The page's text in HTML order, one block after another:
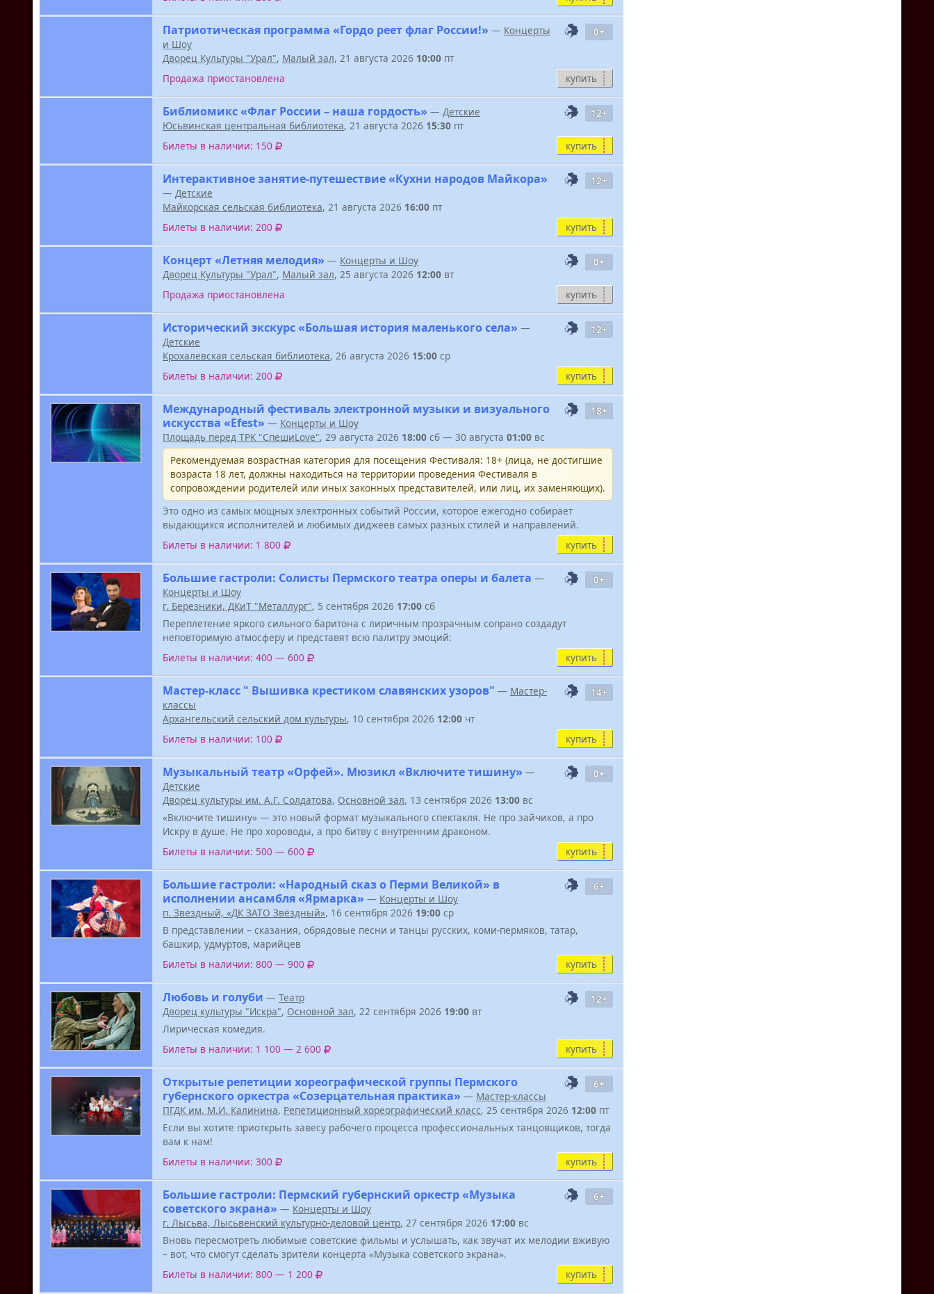
0+
Патриотическая программа «Гордо реет флаг России!» — Концерты
и Шоу
Дворец Культуры "Урал", Малый зал, 21 августа 2026 10:00 пт
Продажа приостановлена
купить
12+
Библиомикс «Флаг России – наша гордость» — Детские
Юсьвинская центральная библиотека, 21 августа 2026 15:30 пт
Билеты в наличии: 150
купить
12+
Интерактивное занятие-путешествие «Кухни народов Майкора»
— Детские
Майкорская сельская библиотека, 21 августа 2026 16:00 пт
Билеты в наличии: 200
купить
0+
Концерт «Летняя мелодия» — Концерты и Шоу
Дворец Культуры "Урал", Малый зал, 25 августа 2026 12:00 вт
Продажа приостановлена
купить
12+
Исторический экскурс «Большая история маленького села» —
Детские
Крохалевская сельская библиотека, 26 августа 2026 15:00 ср
Билеты в наличии: 200
купить
18+
Международный фестиваль электронной музыки и визуального
искусства «Efest» — Концерты и Шоу
Площадь перед ТРК "СпешиLove", 29 августа 2026 18:00 сб — 30 августа 01:00 вс
Рекомендуемая возрастная категория для посещения Фестиваля: 18+ (лица, не достигшие
возраста 18 лет, должны находиться на территории проведения Фестиваля в
сопровождении родителей или иных законных представителей, или лиц, их заменяющих).
Это одно из самых мощных электронных событий России, которое ежегодно собирает
выдающихся исполнителей и любимых диджеев самых разных стилей и направлений.
Билеты в наличии: 1 800
купить
0+
Большие гастроли: Солисты Пермского театра оперы и балета —
Концерты и Шоу
г. Березники, ДКиТ "Металлург", 5 сентября 2026 17:00 сб
Переплетение яркого сильного баритона с лиричным прозрачным сопрано создадут
неповторимую атмосферу и представят всю палитру эмоций:
Билеты в наличии: 400 — 600
купить
14+
Мастер-класс " Вышивка крестиком славянских узоров" — Мастер-
классы
Архангельский сельский дом культуры, 10 сентября 2026 12:00 чт
Билеты в наличии: 100
купить
0+
Музыкальный театр «Орфей». Мюзикл «Включите тишину» —
Детские
Дворец культуры им. А.Г. Солдатова, Основной зал, 13 сентября 2026 13:00 вс
«Включите тишину» — это новый формат музыкального спектакля. Не про зайчиков, а про
Искру в душе. Не про хороводы, а про битву с внутренним драконом.
Билеты в наличии: 500 — 600
купить
6+
Большие гастроли: «Народный сказ о Перми Великой» в
исполнении ансамбля «Ярмарка» — Концерты и Шоу
п. Звездный, «ДК ЗАТО Звёздный», 16 сентября 2026 19:00 ср
В представлении – сказания, обрядовые песни и танцы русских, коми-пермяков, татар,
башкир, удмуртов, марийцев
Билеты в наличии: 800 — 900
купить
12+
Любовь и голуби — Театр
Дворец культуры "Искра", Основной зал, 22 сентября 2026 19:00 вт
Лирическая комедия.
Билеты в наличии: 1 100 — 2 600
купить
6+
Открытые репетиции хореографической группы Пермского
губернского оркестра «Созерцательная практика» — Мастер-классы
ПГДК им. М.И. Калинина, Репетиционный хореографический класс, 25 сентября 2026 12:00 пт
Если вы хотите приоткрыть завесу рабочего процесса профессиональных танцовщиков, тогда
вам к нам!
Билеты в наличии: 300
купить
6+
Большие гастроли: Пермский губернский оркестр «Музыка
советского экрана» — Концерты и Шоу
г. Лысьва, Лысьвенский культурно-деловой центр, 27 сентября 2026 17:00 вс
Вновь пересмотреть любимые советские фильмы и услышать, как звучат их мелодии вживую
– вот, что смогут сделать зрители концерта «Музыка советского экрана».
Билеты в наличии: 800 — 1 200
купить